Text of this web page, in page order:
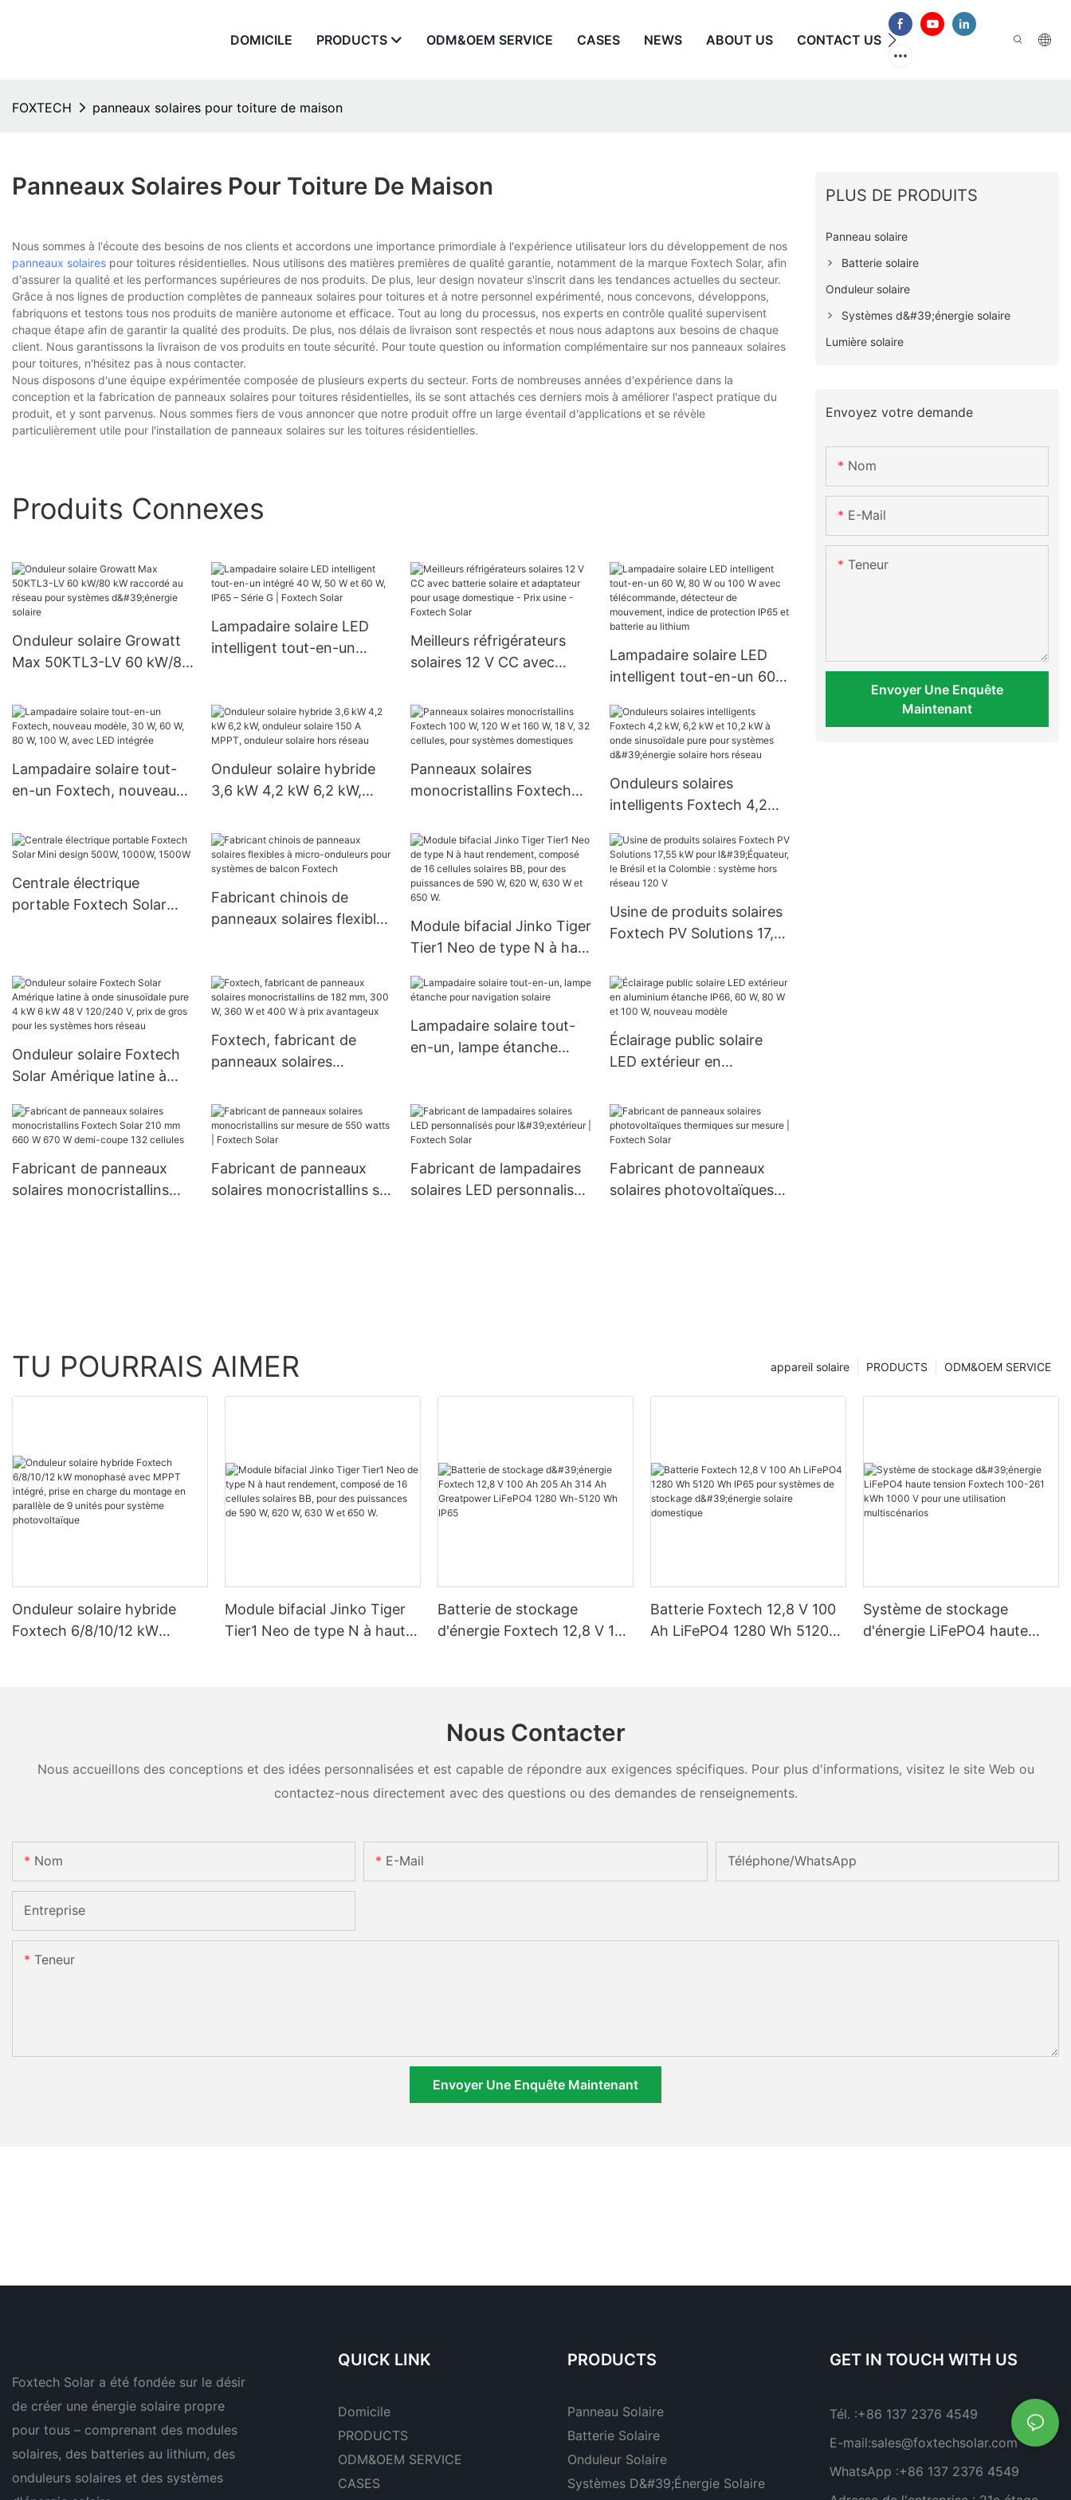
DOMICILE PRODUCTS ODM&OEM SERVICE CASES NEWS ABOUT US CONTACT US FAQ
FOXTECH panneaux solaires pour toiture de maison
Panneaux Solaires Pour Toiture De Maison
Nous sommes à l'écoute des besoins de nos clients et accordons une importance primordiale à l'expérience utilisateur lors du développement de nos
panneaux solaires pour toitures résidentielles. Nous utilisons des matières premières de qualité garantie, notamment de la marque Foxtech Solar, afin
d'assurer la qualité et les performances supérieures de nos produits. De plus, leur design novateur s'inscrit dans les tendances actuelles du secteur.
Grâce à nos lignes de production complètes de panneaux solaires pour toitures et à notre personnel expérimenté, nous concevons, développons,
fabriquons et testons tous nos produits de manière autonome et efficace. Tout au long du processus, nos experts en contrôle qualité supervisent
chaque étape afin de garantir la qualité des produits. De plus, nos délais de livraison sont respectés et nous nous adaptons aux besoins de chaque
client. Nous garantissons la livraison de vos produits en toute sécurité. Pour toute question ou information complémentaire sur nos panneaux solaires
pour toitures, n'hésitez pas à nous contacter.
Nous disposons d'une équipe expérimentée composée de plusieurs experts du secteur. Forts de nombreuses années d'expérience dans la
conception et la fabrication de panneaux solaires pour toitures résidentielles, ils se sont attachés ces derniers mois à améliorer l'aspect pratique du
produit, et y sont parvenus. Nous sommes fiers de vous annoncer que notre produit offre un large éventail d'applications et se révèle
particulièrement utile pour l'installation de panneaux solaires sur les toitures résidentielles.
Produits Connexes
Onduleur solaire Growatt
Max 50KTL3-LV 60 kW/80
pour systèmes d'énergie
solaire
Lampadaire solaire LED
intelligent tout-en-un
Solar
Meilleurs réfrigérateurs
solaires 12 V CC avec
adaptateur pour usage
domestique - Prix usine -
Foxtech Solar
Lampadaire solaire LED
intelligent tout-en-un 60
télécommande, détecteur
de mouvement, indice de
protection IP65 et batterie
au lithium
Lampadaire solaire tout-
en-un Foxtech, nouveau
100 W, avec LED intégrée
Onduleur solaire hybride
3,6 kW 4,2 kW 6,2 kW,
MPPT, onduleur solaire
hors réseau
Panneaux solaires
monocristallins Foxtech
V, 32 cellules, pour
systèmes domestiques
Onduleurs solaires
intelligents Foxtech 4,2
onde sinusoïdale pure pour
systèmes d'énergie solaire
hors réseau
Centrale électrique
portable Foxtech Solar
Fabricant chinois de
panneaux solaires flexibles
Foxtech
Module bifacial Jinko Tiger
Tier1 Neo de type N à haut
16 cellules solaires BB,
590 W, 620 W, 630 W et
650 W.
Usine de produits solaires
Foxtech PV Solutions 17,55
Brésil et la Colombie :
système hors réseau 120 V
Onduleur solaire Foxtech
Solar Amérique latine à
kW 6 kW 48 V 120/240 V,
prix de gros pour les
systèmes hors réseau
Foxtech, fabricant de
panneaux solaires
mm, 300 W, 360 W et 400
W à prix avantageux
Lampadaire solaire tout-
en-un, lampe étanche
Éclairage public solaire
LED extérieur en
60 W, 80 W et 100 W,
nouveau modèle
Fabricant de panneaux
solaires monocristallins
Fabricant de panneaux
solaires monocristallins sur
Fabricant de lampadaires
solaires LED personnalisés
Fabricant de panneaux
solaires photovoltaïques
PLUS DE PRODUITS
Panneau solaire
Batterie solaire
Onduleur solaire
Systèmes d&#39;énergie solaire
Lumière solaire
Envoyez votre demande
Nom
E-Mail
Teneur
Envoyer Une Enquête
Maintenant
TU POURRAIS AIMER ODM&OEM SERVICE
PRODUCTS
appareil solaire
Onduleur solaire hybride
Foxtech 6/8/10/12 kW
Module bifacial Jinko Tiger
Tier1 Neo de type N à haut
Batterie de stockage
d'énergie Foxtech 12,8 V 100
Batterie Foxtech 12,8 V 100
Ah LiFePO4 1280 Wh 5120
Système de stockage
d'énergie LiFePO4 haute
Nous Contacter
Nous accueillons des conceptions et des idées personnalisées et est capable de répondre aux exigences spécifiques. Pour plus d'informations, visitez le site Web ou
contactez-nous directement avec des questions ou des demandes de renseignements.
Nom E-Mail Téléphone/WhatsApp
Entreprise
Teneur
Envoyer Une Enquête Maintenant
Foxtech Solar a été fondée sur le désir
de créer une énergie solaire propre
pour tous – comprenant des modules
solaires, des batteries au lithium, des
onduleurs solaires et des systèmes
QUICK LINK
Domicile
PRODUCTS
ODM&OEM SERVICE
CASES
PRODUCTS
Panneau Solaire
Batterie Solaire
Onduleur Solaire
Systèmes D&#39;énergie Solaire
GET IN TOUCH WITH US
Tél. :+86 137 2376 4549
E-mail:sales@foxtechsolar.com
WhatsApp :+86 137 2376 4549